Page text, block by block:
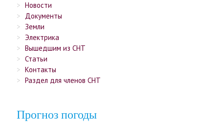
Новости
Документы
Земли
Электрика
Вышедшим из СНТ
Статьи
Контакты
Раздел для членов СНТ
Прогноз погоды